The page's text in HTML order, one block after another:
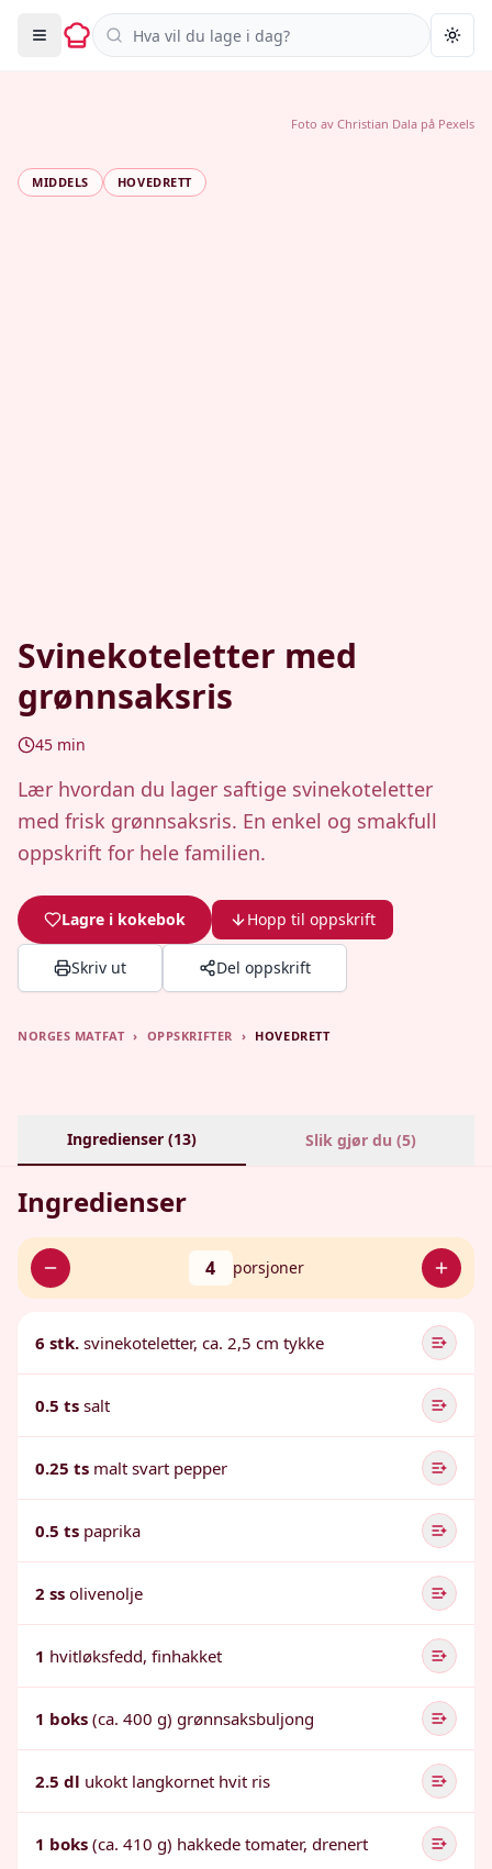
Søk i oppskrifter
MIDDELS HOVEDRETT
Svinekoteletter med
grønnsaksris
45 min
Lær hvordan du lager saftige svinekoteletter
med frisk grønnsaksris. En enkel og smakfull
oppskrift for hele familien.
Lagre i kokebok Hopp til oppskrift
Skriv ut Del oppskrift
Foto av Christian Dala på Pexels
NORGES MATFAT › OPPSKRIFTER › HOVEDRETT
Ingredienser (13) Slik gjør du (5)
Ingredienser
4 porsjoner
6 stk. svinekoteletter, ca. 2,5 cm tykke
0.5 ts salt
0.25 ts malt svart pepper
0.5 ts paprika
2 ss olivenolje
1 hvitløksfedd, finhakket
1 boks (ca. 400 g) grønnsaksbuljong
2.5 dl ukokt langkornet hvit ris
1 boks (ca. 410 g) hakkede tomater, drenert